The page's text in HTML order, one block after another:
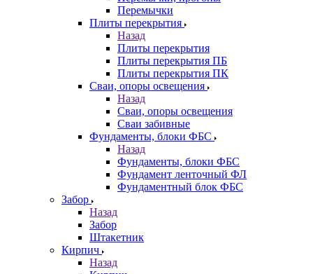
Перемычки
Плиты перекрытия
Назад
Плиты перекрытия
Плиты перекрытия ПБ
Плиты перекрытия ПК
Сваи, опоры освещения
Назад
Сваи, опоры освещения
Сваи забивные
Фундаменты, блоки ФБС
Назад
Фундаменты, блоки ФБС
Фундамент ленточный ФЛ
Фундаментный блок ФБС
Забор
Назад
Забор
Штакетник
Кирпич
Назад